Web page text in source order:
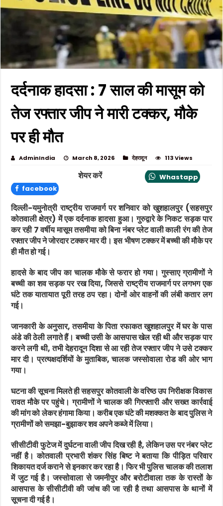
दर्दनाक हादसा : 7 साल की मासूम को
तेज रफ्तार जीप ने मारी टक्कर, मौके
पर ही मौत
AdminIndia March 8, 2026 देहरादून 113 Views
शेयर करें
Whastapp
facebook
दिल्ली-यमुनोत्री राष्ट्रीय राजमार्ग पर शनिवार को खुशहालपुर (सहसपुर
कोतवाली क्षेत्र) में एक दर्दनाक हादसा हुआ। गुरुद्वारे के निकट सड़क पार
कर रही 7 वर्षीय मासूम तसमीया को बिना नंबर प्लेट वाली काली रंग की तेज
रफ्तार जीप ने जोरदार टक्कर मार दी। इस भीषण टक्कर में बच्ची की मौके पर
ही मौत हो गई।
हादसे के बाद जीप का चालक मौके से फरार हो गया। गुस्साए ग्रामीणों ने
बच्ची का शव सड़क पर रख दिया, जिससे राष्ट्रीय राजमार्ग पर लगभग एक
घंटे तक यातायात पूरी तरह ठप रहा। दोनों ओर वाहनों की लंबी कतार लग
गई।
जानकारी के अनुसार, तसमीया के पिता रफाकत खुशहालपुर में घर के पास
अंडे की ठेली लगाते हैं। बच्ची उसी के आसपास खेल रही थी और सड़क पार
करने लगी थी, तभी देहरादून दिशा से आ रही तेज रफ्तार जीप ने उसे टक्कर
मार दी। प्रत्यक्षदर्शियों के मुताबिक, चालक जस्सोवाला रोड की ओर भाग
गया।
घटना की सूचना मिलते ही सहसपुर कोतवाली के वरिष्ठ उप निरीक्षक विकास
रावत मौके पर पहुंचे। ग्रामीणों ने चालक की गिरफ्तारी और सख्त कार्रवाई
की मांग को लेकर हंगामा किया। करीब एक घंटे की मशक्कत के बाद पुलिस ने
ग्रामीणों को समझा-बुझाकर शव अपने कब्जे में लिया।
सीसीटीवी फुटेज में दुर्घटना वाली जीप दिख रही है, लेकिन उस पर नंबर प्लेट
नहीं है। कोतवाली प्रभारी शंकर सिंह बिष्ट ने बताया कि पीड़ित परिवार
शिकायत दर्ज कराने से इनकार कर रहा है। फिर भी पुलिस चालक की तलाश
में जुट गई है। जस्सोवाला से जमनीपुर और बरोटीवाला तक के रास्तों के
आसपास के सीसीटीवी की जांच की जा रही है तथा आसपास के थानों में
सूचना दी गई है।